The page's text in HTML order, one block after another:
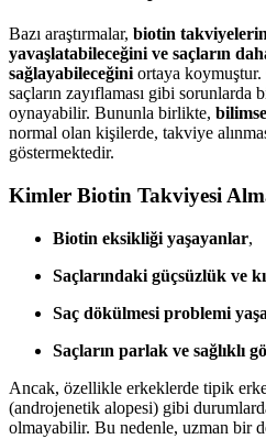
Bazı araştırmalar, biotin
yavaşlatabileceğini ve saçların
sağlayabileceğini ortaya koymuştur.
saçların zayıflaması gibi sorunlarda
oynayabilir. Bununla birlikte,
normal olan kişilerde, takviye
göstermektedir.
Kimler Biotin Takviyesi
Biotin eksikliği yaşayanlar,
Saçlarındaki güçsüzlük ve
Saç dökülmesi problemi
Saçların parlak ve sağlıklı
Ancak, özellikle erkeklerde tipik
(androjenetik alopesi) gibi
olmayabilir. Bu nedenle, uzman bir